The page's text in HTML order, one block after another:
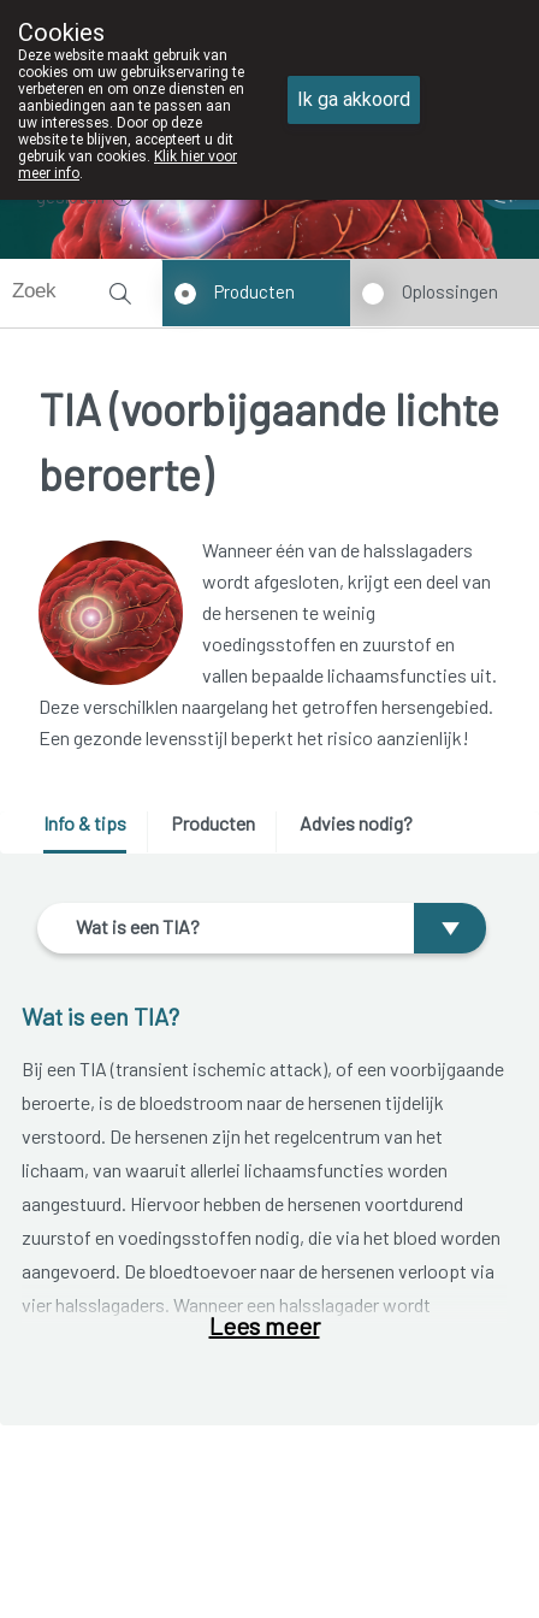
050/82 28 83
gesloten
Producten Oplossingen
TIA (voorbijgaande lichte
beroerte)
Wanneer één van de halsslagaders
wordt afgesloten, krijgt een deel van
de hersenen te weinig
voedingsstoffen en zuurstof en
vallen bepaalde lichaamsfuncties uit.
Deze verschilklen naargelang het getroffen hersengebied.
Een gezonde levensstijl beperkt het risico aanzienlijk!
Info & tips Producten Advies nodig?
Wat is een TIA?
Wat is een TIA?
Bij een TIA (transient ischemic attack), of een voorbijgaande
beroerte, is de bloedstroom naar de hersenen tijdelijk
verstoord. De hersenen zijn het regelcentrum van het
lichaam, van waaruit allerlei lichaamsfuncties worden
aangestuurd. Hiervoor hebben de hersenen voortdurend
zuurstof en voedingsstoffen nodig, die via het bloed worden
aangevoerd. De bloedtoevoer naar de hersenen verloopt via
vier halsslagaders. Wanneer een halsslagader wordt
afgesloten, krijgt een deel van de hersenen te weinig
Lees meer
Cookies
Deze website maakt gebruik van
cookies om uw gebruikservaring te
verbeteren en om onze diensten en
aanbiedingen aan te passen aan
uw interesses. Door op deze
website te blijven, accepteert u dit
gebruik van cookies. Klik hier voor
meer info.
Ik ga akkoord